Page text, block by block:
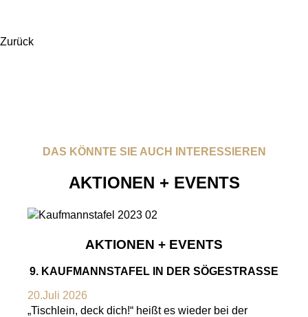
Zurück
DAS KÖNNTE SIE AUCH INTERESSIEREN
AKTIONEN + EVENTS
AKTIONEN + EVENTS
9. KAUFMANNSTAFEL IN DER SÖGESTRASSE
20.Juli 2026
„Tischlein, deck dich!“ heißt es wieder bei der